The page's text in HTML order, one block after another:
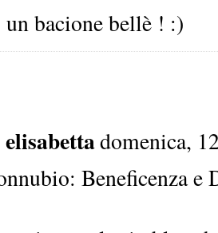
bacione bellè ! :)
domenica,
Beneficenza e